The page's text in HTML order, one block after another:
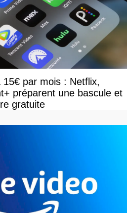
par mois : Netflix,
préparent une bascule et
gratuite